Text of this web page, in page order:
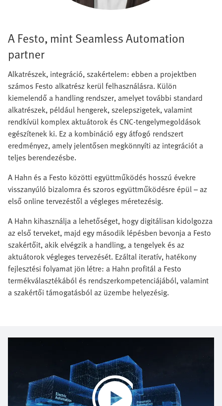
A Festo, mint Seamless Automation
partner
Alkatrészek, integráció, szakértelem: ebben a projektben
számos Festo alkatrész kerül felhasználásra. Külön
kiemelendő a handling rendszer, amelyet további standard
alkatrészek, például hengerek, szelepszigetek, valamint
rendkívül komplex aktuátorok és CNC-tengelymegoldások
egészítenek ki. Ez a kombináció egy átfogó rendszert
eredményez, amely jelentősen megkönnyíti az integrációt a
teljes berendezésbe.
A Hahn és a Festo közötti együttműködés hosszú évekre
visszanyúló bizalomra és szoros együttműködésre épül – az
első online tervezéstől a végleges méretezésig.
A Hahn kihasználja a lehetőséget, hogy digitálisan kidolgozza
az első terveket, majd egy második lépésben bevonja a Festo
szakértőit, akik elvégzik a handling, a tengelyek és az
aktuátorok végleges tervezését. Ezáltal iteratív, hatékony
fejlesztési folyamat jön létre: a Hahn profitál a Festo
termékválasztékából és rendszerkompetenciájából, valamint
a szakértői támogatásból az üzembe helyezésig.